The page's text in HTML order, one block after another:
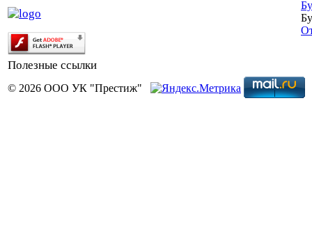
Полезные ссылки
© 2026 ООО УК "Престиж"